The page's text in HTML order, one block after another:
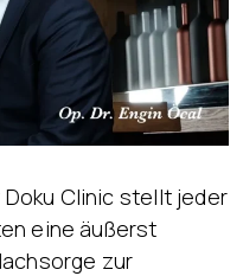
Clinic stellt jeder
eine äußerst
zur